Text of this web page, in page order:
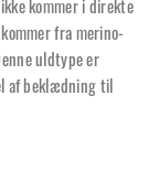
kommer i direkte
fra merino-
uldtype er
af beklædning til